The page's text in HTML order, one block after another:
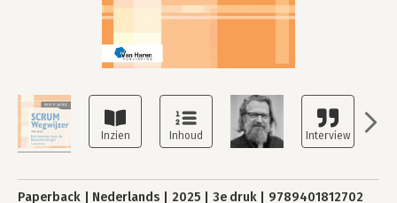
Paperback Nederlands 2025 3e druk 9789401812702